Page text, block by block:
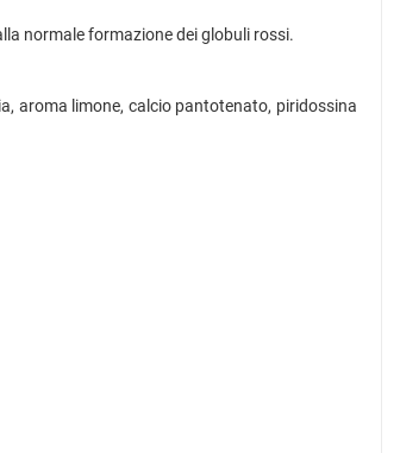
normale formazione dei globuli rossi.
aroma limone, calcio pantotenato, piridossina